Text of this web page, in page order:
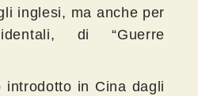
inglesi, ma anche per
di “Guerre
introdotto in Cina dagli